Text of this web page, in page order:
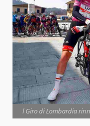
l Giro di Lombardia